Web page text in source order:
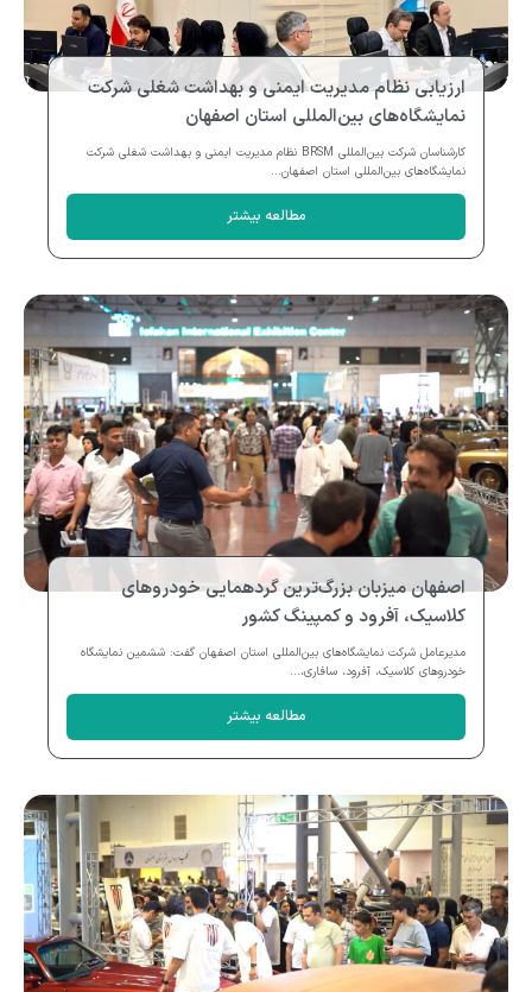
ارزیابی نظام مدیریت ایمنی و بهداشت شغلی شرکت
نمایشگاه‌های بین‌المللی استان اصفهان
کارشناسان شرکت بین‌المللی BRSM نظام مدیریت ایمنی و بهداشت شغلی شرکت
نمایشگاه‌های بین‌المللی استان اصفهان...
مطالعه بیشتر
اصفهان میزبان بزرگ‌ترین گردهمایی خودروهای
کلاسیک، آفرود و کمپینگ کشور
مدیرعامل شرکت نمایشگاه‌های بین‌المللی استان اصفهان گفت: ششمین نمایشگاه
خودروهای کلاسیک، آفرود، سافاری،...
مطالعه بیشتر